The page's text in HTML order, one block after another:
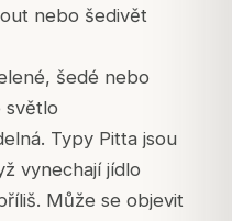
nebo šedivět
šedé nebo
světlo
Typy Pitta jsou
vynechají jídlo
Může se objevit